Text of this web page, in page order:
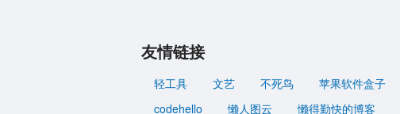
友情链接
轻工具 文艺 不死鸟 苹果软件盒子
codehello
懒人图云 懒得勤快的博客